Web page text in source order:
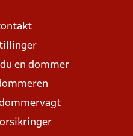
en dommer